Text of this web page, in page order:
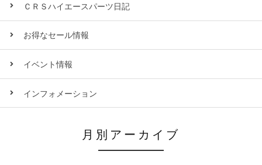
ＣＲＳハイエースパーツ日記
お得なセール情報
イベント情報
インフォメーション
月別アーカイブ